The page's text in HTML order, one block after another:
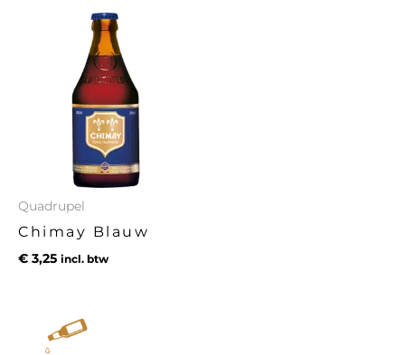
Quadrupel
Chimay Blauw
€ 3,25 incl. btw